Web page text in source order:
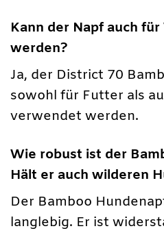
Kann der Napf auch
werden?
Ja, der District 70
sowohl für Futter als
verwendet werden.
Wie robust ist der
Hält er auch wilderen
Der Bamboo
langlebig. Er ist